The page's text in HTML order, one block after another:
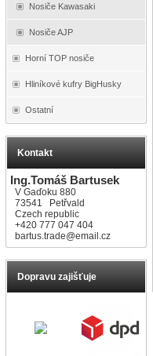
Nosiče Kawasaki
Nosiče AJP
Horní TOP nosiče
Hliníkové kufry BigHusky
Ostatní
Kontakt
Ing.Tomáš Bartusek
V Gaďoku 880
73541 Petřvald
Czech republic
+420 777 047 404
bartus.trade@email.cz
Dopravu zajišťuje